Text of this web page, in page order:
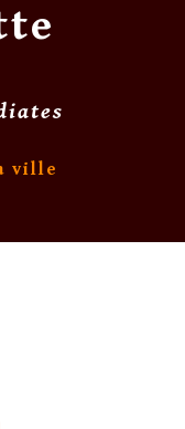
ville